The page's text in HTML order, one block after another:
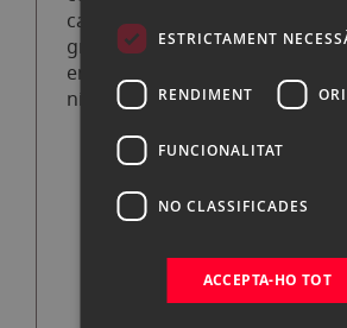
carga del centro. Esto se debe
gravedad tiene un efecto mayor
engranaje cuando no está
nivelado.
El Arca Swiss Monoball
necesidad de modular la
que su naturaleza
virtud de su propio
le indica una vez que se
posición. Se configura un
ESTRICTAMENT
RENDIMENT
FUNCIONALITAT
NO CLASSIFICADES
ACCEPTA-HO TOT